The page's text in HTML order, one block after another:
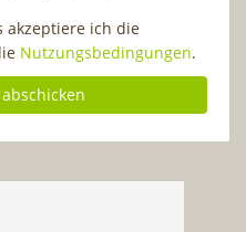
akzeptiere ich die
Nutzungsbedingungen.